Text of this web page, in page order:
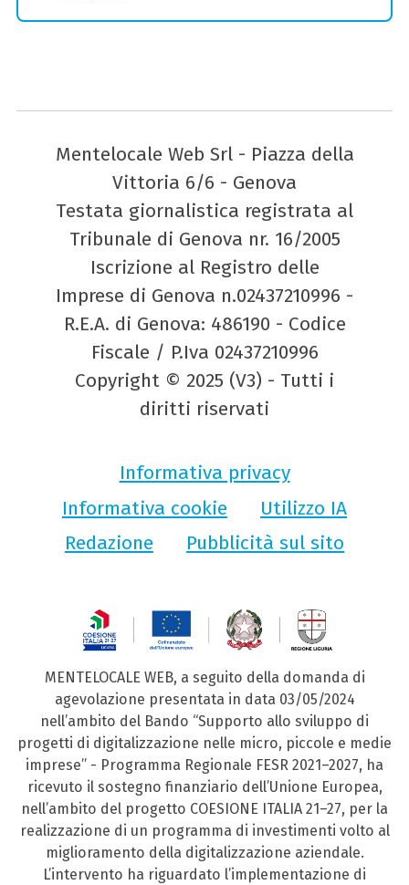
Mentelocale Web Srl - Piazza della
Vittoria 6/6 - Genova
Testata giornalistica registrata al
Tribunale di Genova nr. 16/2005
Iscrizione al Registro delle
Imprese di Genova n.02437210996 -
R.E.A. di Genova: 486190 - Codice
Fiscale / P.Iva 02437210996
Copyright © 2025 (V3) - Tutti i
diritti riservati
Informativa privacy
Informativa cookie
Utilizzo IA
Redazione
Pubblicità sul sito
MENTELOCALE WEB, a seguito della domanda di
agevolazione presentata in data 03/05/2024
nell’ambito del Bando “Supporto allo sviluppo di
progetti di digitalizzazione nelle micro, piccole e medie
imprese” - Programma Regionale FESR 2021–2027, ha
ricevuto il sostegno finanziario dell’Unione Europea,
nell’ambito del progetto COESIONE ITALIA 21–27, per la
realizzazione di un programma di investimenti volto al
miglioramento della digitalizzazione aziendale.
L’intervento ha riguardato l’implementazione di